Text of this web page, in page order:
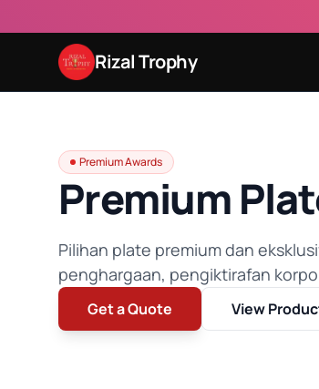
Rizal Trophy
Premium Awards
Premium
Pilihan plate premium dan
penghargaan, pengiktirafan
Get a Quote View